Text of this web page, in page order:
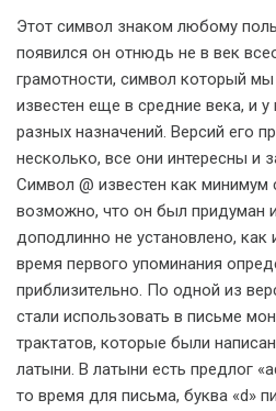
Этот символ знаком любому
появился он отнюдь не в век
грамотности, символ который
известен еще в средние века, и
разных назначений. Версий его
несколько, все они интересны и
Символ @ известен как минимум
возможно, что он был придуман
доподлинно не установлено, как
время первого упоминания
приблизительно. По одной из
стали использовать в письме
трактатов, которые были
латыни. В латыни есть предлог
то время для письма, буква «d»